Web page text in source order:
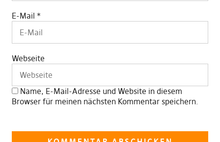
E-Mail *
Webseite
Name, E-Mail-Adresse und Website in diesem
Browser für meinen nächsten Kommentar speichern.